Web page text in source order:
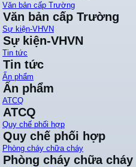
Văn bản cấp Trường
Văn bản cấp Trường
Sự kiện-VHVN
Sự kiện-VHVN
Tin tức
Tin tức
Ấn phẩm
Ấn phẩm
ATCQ
ATCQ
Quy chế phối hợp
Quy chế phối hợp
Phòng cháy chữa cháy
Phòng cháy chữa cháy